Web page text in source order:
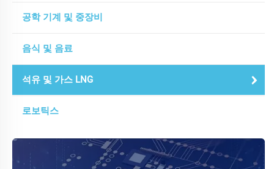
공학 기계 및 중장비
음식 및 음료
석유 및 가스 LNG
로보틱스